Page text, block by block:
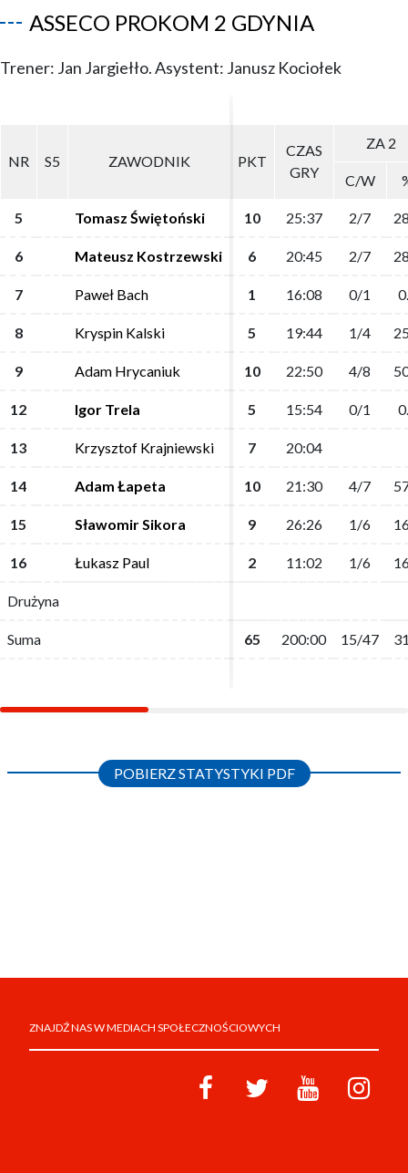
ASSECO PROKOM 2 GDYNIA
Trener: Jan Jargiełło. Asystent: Janusz Kociołek
NR S5 ZAWODNIK PKT
CZAS
GRY
ZA 2
C/W
5 Tomasz Świętoński 10 25:37 2/7
6 Mateusz Kostrzewski 6 20:45 2/7
7 Paweł Bach 1 16:08 0/1
8 Kryspin Kalski 5 19:44 1/4
9 Adam Hrycaniuk 10 22:50 4/8
12 Igor Trela 5 15:54 0/1
13 Krzysztof Krajniewski 7 20:04
14 Adam Łapeta 10 21:30 4/7
15 Sławomir Sikora 9 26:26 1/6
16 Łukasz Paul 2 11:02 1/6
Drużyna
Suma 65 200:00 15/47
NR S5 ZAWODNIK PKT
CZAS
GRY
ZA 2
C/W
5 Tomasz Świętoński 10 25:37 2/7
6 Mateusz Kostrzewski 6 20:45 2/7
7 Paweł Bach 1 16:08 0/1
8 Kryspin Kalski 5 19:44 1/4
9 Adam Hrycaniuk 10 22:50 4/8
12 Igor Trela 5 15:54 0/1
13 Krzysztof Krajniewski 7 20:04
14 Adam Łapeta 10 21:30 4/7
15 Sławomir Sikora 9 26:26 1/6
16 Łukasz Paul 2 11:02 1/6
Drużyna
Suma 65 200:00 15/47
POBIERZ STATYSTYKI PDF
ZNAJDŹ NAS W MEDIACH SPOŁECZNOŚCIOWYCH